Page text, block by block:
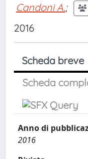
Candoni A.;
2016
Scheda breve
Scheda
Anno di
2016